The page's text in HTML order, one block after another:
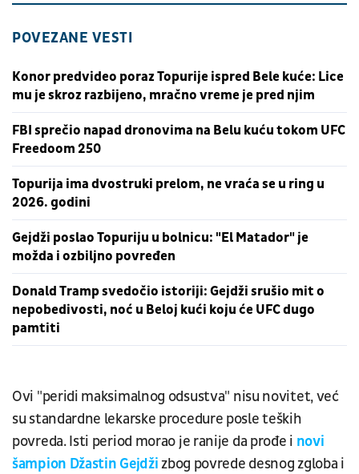
POVEZANE VESTI
Konor predvideo poraz Topurije ispred Bele kuće: Lice
mu je skroz razbijeno, mračno vreme je pred njim
FBI sprečio napad dronovima na Belu kuću tokom UFC
Freedoom 250
Topurija ima dvostruki prelom, ne vraća se u ring u
2026. godini
Gejdži poslao Topuriju u bolnicu: "El Matador" je
možda i ozbiljno povređen
Donald Tramp svedočio istoriji: Gejdži srušio mit o
nepobedivosti, noć u Beloj kući koju će UFC dugo
pamtiti
Ovi "peridi maksimalnog odsustva" nisu novitet, već
su standardne lekarske procedure posle teških
povreda. Isti period morao je ranije da prođe i novi
šampion Džastin Gejdžizbog povrede desnog zgloba i